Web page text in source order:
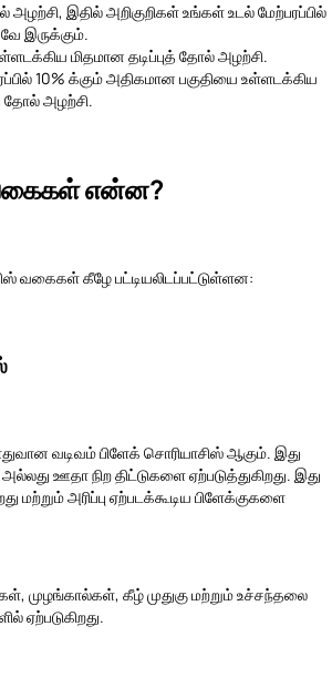
அழற்சி, இதில் அறிகுறிகள் உங்கள் உடல் மேற்பரப்பில்
இருக்கும்.
மிதமான தடிப்புத் தோல் அழற்சி.
10% க்கும் அதிகமான பகுதியை உள்ளடக்கிய
தோல் அழற்சி.
என்ன?
வகைகள் கீழே பட்டியலிடப்பட்டுள்ளன:
வடிவம் பிளேக் சொரியாசிஸ் ஆகும். இது
ஊதா நிற திட்டுகளை ஏற்படுத்துகிறது. இது
மற்றும் அரிப்பு ஏற்படக்கூடிய பிளேக்குகளை
முழங்கால்கள், கீழ் முதுகு மற்றும் உச்சந்தலை
ஏற்படுகிறது.